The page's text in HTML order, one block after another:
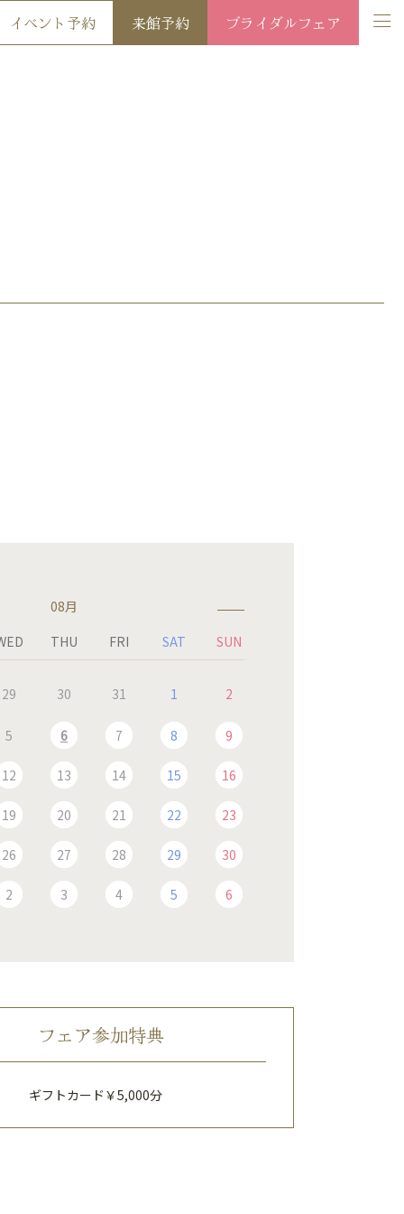
イベント予約 来館予約 ブライダルフェア
08月
THU FRI SAT SUN
29 30 31 1 2
5 6 7 8 9
12 13 14 15 16
19 20 21 22 23
26 27 28 29 30
2 3 4 5 6
フェア参加特典
ギフトカード￥5,000分